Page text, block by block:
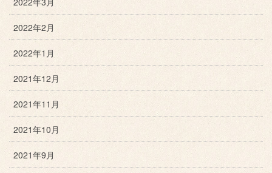
2022年2月
2022年1月
2021年12月
2021年11月
2021年10月
2021年9月